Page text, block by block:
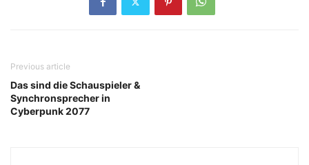
Previous article
Das sind die Schauspieler &
Synchronsprecher in
Cyberpunk 2077